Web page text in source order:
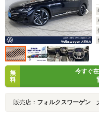
無
料
今すぐ
販売店： フォルクスワーゲン